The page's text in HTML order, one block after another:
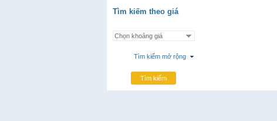
Tìm kiếm theo giá
Tìm kiếm mở rộng
Tìm kiếm